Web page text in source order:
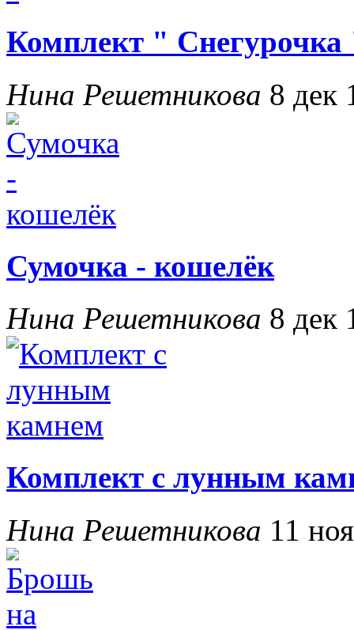
Комплект "
Нина Решетникова 8 дек
Сумочка - кошелёк
Нина Решетникова 8 дек
Комплект с лунным
Нина Решетникова 11